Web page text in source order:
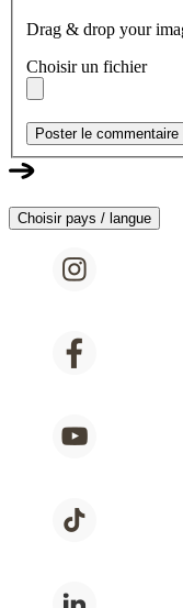
Drag & drop your
Choisir un fichier
Poster le commentaire
Choisir pays / langue